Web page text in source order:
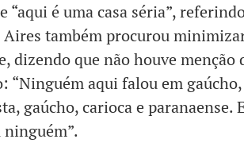
é uma casa séria”,
Aires também procurou
dizendo que não houve menção
“Ninguém aqui falou em
gaúcho, carioca e paranaense.